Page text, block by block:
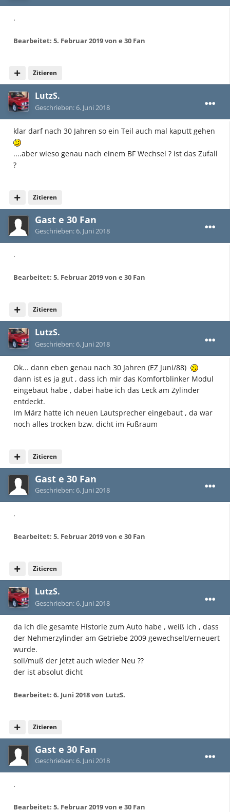
.
Bearbeitet: 5. Februar 2019von e 30 Fan
Zitieren
LutzS.
Geschrieben:6. Juni 2018
klar darf nach 30 Jahren so ein Teil auch mal kaputt gehen
....aber wieso genau nach einem BF Wechsel ? ist das Zufall
?
Zitieren
Gast e 30 Fan
Geschrieben:6. Juni 2018
.
Bearbeitet: 5. Februar 2019von e 30 Fan
Zitieren
LutzS.
Geschrieben:6. Juni 2018
Ok... dann eben genau nach 30 Jahren (EZ Juni/88)
dann ist es ja gut , dass ich mir das Komfortblinker Modul
eingebaut habe , dabei habe ich das Leck am Zylinder
entdeckt.
Im März hatte ich neuen Lautsprecher eingebaut , da war
noch alles trocken bzw. dicht im Fußraum
Zitieren
Gast e 30 Fan
Geschrieben:6. Juni 2018
.
Bearbeitet: 5. Februar 2019von e 30 Fan
Zitieren
LutzS.
Geschrieben:6. Juni 2018
da ich die gesamte Historie zum Auto habe , weiß ich , dass
der Nehmerzylinder am Getriebe 2009 gewechselt/erneuert
wurde.
soll/muß der jetzt auch wieder Neu ??
der ist absolut dicht
Bearbeitet: 6. Juni 2018von LutzS.
Zitieren
Gast e 30 Fan
Geschrieben:6. Juni 2018
.
Bearbeitet: 5. Februar 2019von e 30 Fan